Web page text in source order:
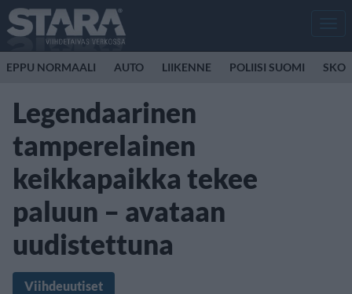
EPPU NORMAALI AUTO LIIKENNE POLIISI SUOMI
Legendaarinen
tamperelainen
keikkapaikka tekee
paluun – avataan
uudistettuna
Viihdeuutiset